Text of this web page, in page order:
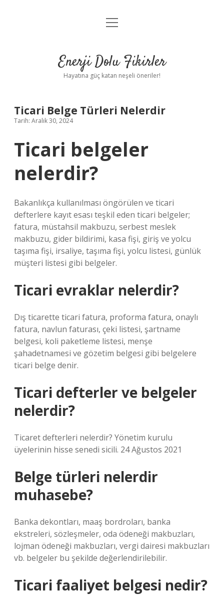
Anasayfa
Yasal Uyarı
menüyü
Enerji Dolu Fikirler
Hayatına güç katan neşeli öneriler!
Ticari Belge Türleri Nelerdir
Tarih: Aralık 30, 2024
Ticari belgeler
nelerdir?
Bakanlıkça kullanılması öngörülen ve ticari
defterlere kayıt esası teşkil eden ticari belgeler;
fatura, müstahsil makbuzu, serbest meslek
makbuzu, gider bildirimi, kasa fişi, giriş ve yolcu
taşıma fişi, irsaliye, taşıma fişi, yolcu listesi, günlük
müşteri listesi gibi belgeler.
Ticari evraklar nelerdir?
Dış ticarette ticari fatura, proforma fatura, onaylı
fatura, navlun faturası, çeki listesi, şartname
belgesi, koli paketleme listesi, menşe
şahadetnamesi ve gözetim belgesi gibi belgelere
ticari belge denir.
Ticari defterler ve belgeler
nelerdir?
Ticaret defterleri nelerdir? Yönetim kurulu
üyelerinin hisse senedi sicili. 24 Ağustos 2021
Belge türleri nelerdir
muhasebe?
Banka dekontları, maaş bordroları, banka
ekstreleri, sözleşmeler, oda ödeneği makbuzları,
lojman ödeneği makbuzları, vergi dairesi makbuzları
vb. belgeler bu şekilde değerlendirilebilir.
Ticari faaliyet belgesi nedir?